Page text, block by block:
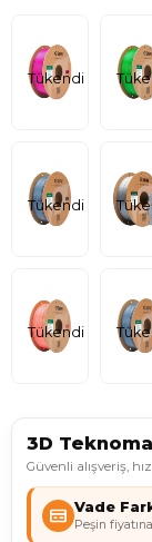
Tükendi
Tükendi
Tükendi
3D
Güvenli alışveriş,
Vade
Peşin